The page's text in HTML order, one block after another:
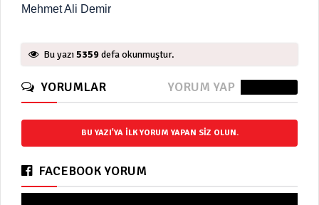
Mehmet Ali Demir
Bu yazı5359defa okunmuştur.
YORUMLAR YORUM YAP
BU YAZI'YA ILK YORUM YAPAN SIZ OLUN.
FACEBOOK YORUM